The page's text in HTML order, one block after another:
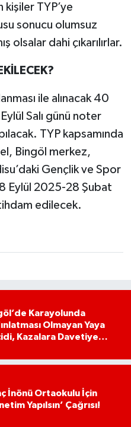
TYP’ye
sonucu olumsuz
olsalar dahi çıkarılırlar.
ile alınacak 40
Salı günü noter
TYP kapsamında
Bingöl merkez,
Gençlik ve Spor
Eylül 2025-28 Şubat
edilecek.
Karayolunda
Olmayan Yaya
Kazalara Davetiye
İnönü Ortaokulu İçin
Yapılsın’ Çağrısı!